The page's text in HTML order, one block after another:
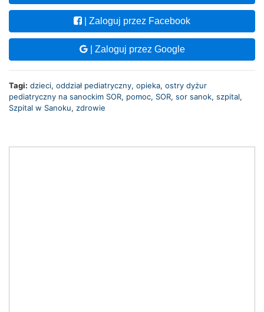
| Zaloguj przez Facebook
| Zaloguj przez Google
Tagi: dzieci, oddział pediatryczny, opieka, ostry dyżur
pediatryczny na sanockim SOR, pomoc, SOR, sor sanok, szpital,
Szpital w Sanoku, zdrowie